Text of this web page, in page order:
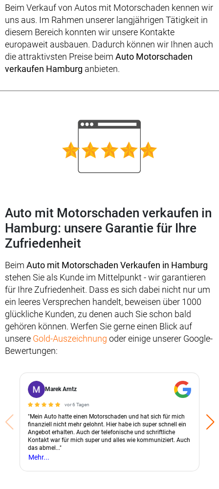
Beim Verkauf von Autos mit Motorschaden kennen wir
uns aus. Im Rahmen unserer langjährigen Tätigkeit in
diesem Bereich konnten wir unsere Kontakte
europaweit ausbauen. Dadurch können wir Ihnen auch
die attraktivsten Preise beim Auto Motorschaden
verkaufen Hamburg anbieten.
Auto mit Motorschaden verkaufen in
Hamburg: unsere Garantie für Ihre
Zufriedenheit
Beim Auto mit Motorschaden Verkaufen in Hamburg
stehen Sie als Kunde im Mittelpunkt - wir garantieren
für Ihre Zufriedenheit. Dass es sich dabei nicht nur um
ein leeres Versprechen handelt, beweisen über 1000
glückliche Kunden, zu denen auch Sie schon bald
gehören können. Werfen Sie gerne einen Blick auf
unsere Gold-Auszeichnung oder einige unserer Google-
Bewertungen:
Marek Arntz
vor 6 Tagen
"Mein Auto hatte einen Motorschaden und hat sich für mich
finanziell nicht mehr gelohnt. Hier habe ich super schnell ein
Angebot erhalten. Auch der telefonische und schriftliche
Kontakt war für mich super und alles wie kommuniziert. Auch
das abmel..."
Mehr...